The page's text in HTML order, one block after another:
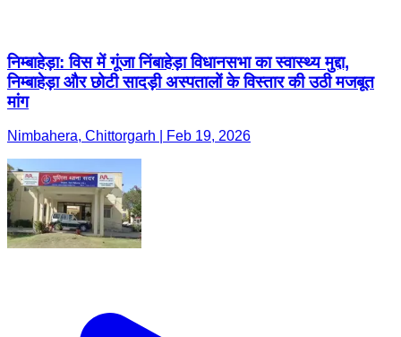
निम्बाहेड़ा: विस में गूंजा निंबाहेड़ा विधानसभा का स्वास्थ्य मुद्दा,
निम्बाहेड़ा और छोटी सादड़ी अस्पतालों के विस्तार की उठी मजबूत
मांग
Nimbahera, Chittorgarh | Feb 19, 2026